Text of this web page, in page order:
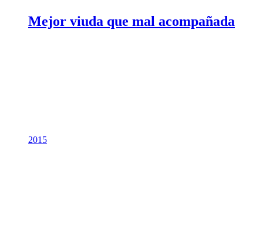
Mejor viuda que mal acompañada
2015